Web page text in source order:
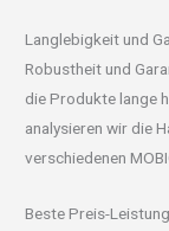
Langlebigkeit und
Robustheit und
die Produkte lange
analysieren wir die
verschiedenen
Beste Preis-